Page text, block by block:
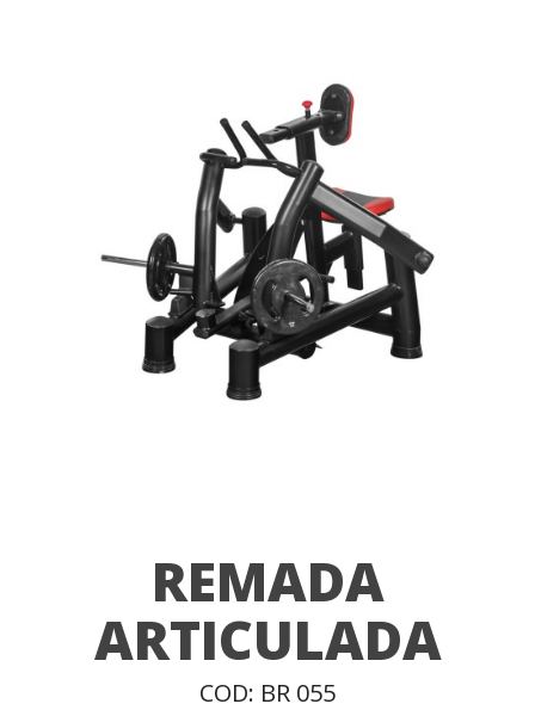
REMADA
ARTICULADA
COD: BR 055